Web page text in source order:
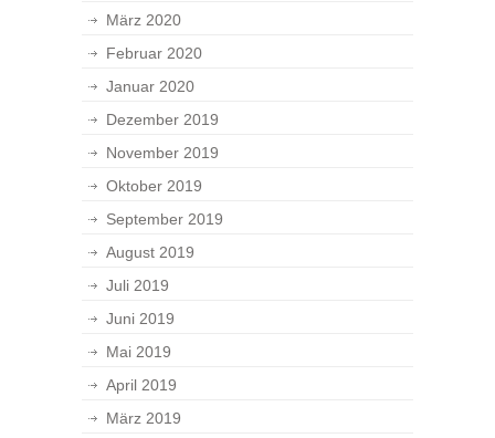
März 2020
Februar 2020
Januar 2020
Dezember 2019
November 2019
Oktober 2019
September 2019
August 2019
Juli 2019
Juni 2019
Mai 2019
April 2019
März 2019